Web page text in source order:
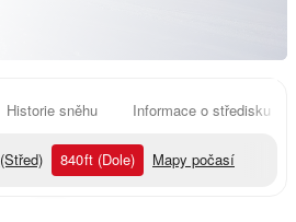
Historie sněhu Informace o středisku
(Střed) 840ft (Dole) Mapy počasí